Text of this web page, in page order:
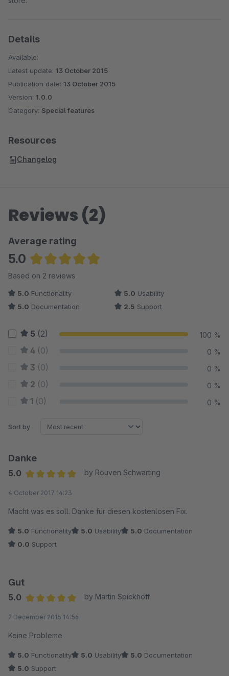
Details
Available:
Latest update: 13 October 2015
Publication date: 13 October 2015
Version: 1.0.0
Category: Special features
Resources
Changelog
Reviews (2)
Average rating
5.0
Average rating of 5 out of 5 stars
Based on 2 reviews
5.0 Functionality 5.0 Usability
5.0 Documentation 2.5 Support
5 (2) 100 %
4 (0) 0 %
3 (0) 0 %
2 (0) 0 %
1 (0) 0 %
Sort by
Danke
5.0
by Rouven Schwarting
4 October 2017 14:23
Macht was es soll. Danke für diesen kostenlosen Fix.
5.0 Functionality 5.0 Usability 5.0 Documentation
0.0 Support
Gut
5.0
by Martin Spickhoff
2 December 2015 14:56
Keine Probleme
5.0 Functionality 5.0 Usability 5.0 Documentation
5.0 Support